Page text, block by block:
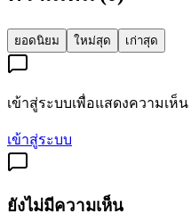
ยอดนิยม ใหม่สุด เก่าสุด
เข้าสู่ระบบเพื่อแสดงความเห็น
เข้าสู่ระบบ
ยังไม่มีความเห็น